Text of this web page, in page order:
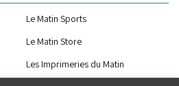
Le Matin Sports
Le Matin Store
Les Imprimeries du Matin